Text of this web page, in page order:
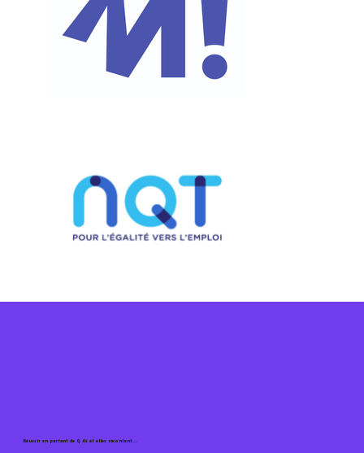
Réussir en partant de 0, ils et elles racontent...